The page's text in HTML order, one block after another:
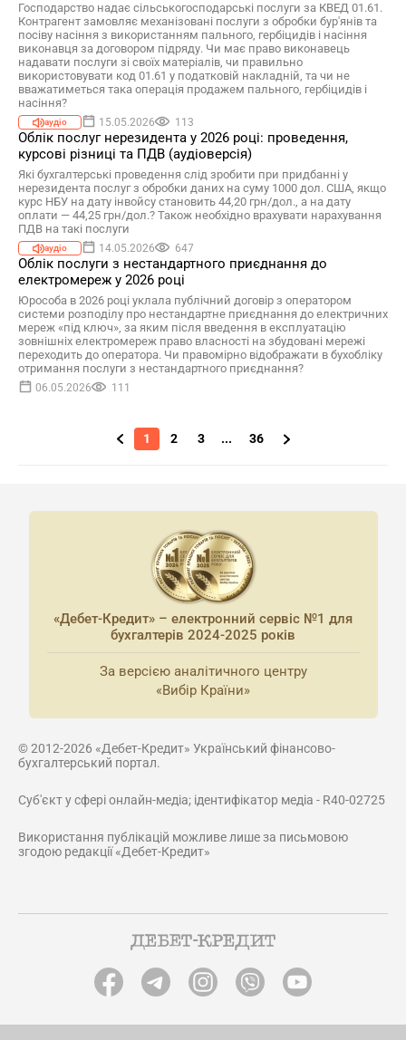
Господарство надає сільськогосподарські послуги за КВЕД 01.61.
Контрагент замовляє механізовані послуги з обробки бур'янів та
посіву насіння з використанням пального, гербіцидів і насіння
виконавця за договором підряду. Чи має право виконавець
надавати послуги зі своїх матеріалів, чи правильно
використовувати код 01.61 у податковій накладній, та чи не
вважатиметься така операція продажем пального, гербіцидів і
насіння?
аудіо 15.05.2026 113
Облік послуг нерезидента у 2026 році: проведення,
курсові різниці та ПДВ (аудіоверсія)
Які бухгалтерські проведення слід зробити при придбанні у
нерезидента послуг з обробки даних на суму 1000 дол. США, якщо
курс НБУ на дату інвойсу становить 44,20 грн/дол., а на дату
оплати — 44,25 грн/дол.? Також необхідно врахувати нарахування
ПДВ на такі послуги
аудіо 14.05.2026 647
Облік послуги з нестандартного приєднання до
електромереж у 2026 році
Юрособа в 2026 році уклала публічний договір з оператором
системи розподілу про нестандартне приєднання до електричних
мереж «під ключ», за яким після введення в експлуатацію
зовнішніх електромереж право власності на збудовані мережі
переходить до оператора. Чи правомірно відображати в бухобліку
отримання послуги з нестандартного приєднання?
06.05.2026 111
1 2 3 ... 36
«Дебет-Кредит» – електронний сервіс №1 для
бухгалтерів 2024-2025 років
За версією аналітичного центру
«Вибір Країни»
© 2012-2026 «Дебет-Кредит» Український фінансово-
бухгалтерський портал.
Суб'єкт у сфері онлайн-медіа; ідентифікатор медіа - R40-02725
Використання публікацій можливе лише за письмовою
згодою редакції «Дебет-Кредит»